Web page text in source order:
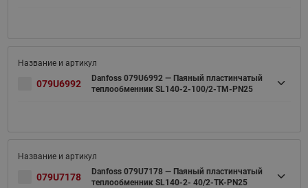
079U6992
Danfoss 079U6992 — Паяный пластинчатый
теплообменник SL140-2-100/2-TM-PN25
079U7178
Danfoss 079U7178 — Паяный пластинчатый
теплообменник SL140-2- 40/2-TK-PN25